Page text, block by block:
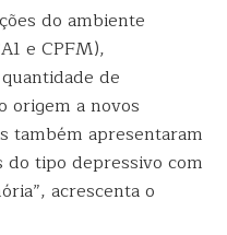
do ambiente
e CPFM),
de
origem a novos
também apresentaram
do tipo depressivo com
acrescenta o